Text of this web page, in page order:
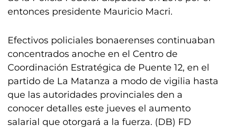
entonces presidente Mauricio Macri.
Efectivos policiales bonaerenses continuaban
concentrados anoche en el Centro de
Coordinación Estratégica de Puente 12, en el
partido de La Matanza a modo de vigilia hasta
que las autoridades provinciales den a
conocer detalles este jueves el aumento
salarial que otorgará a la fuerza. (DB) FD